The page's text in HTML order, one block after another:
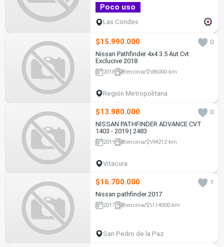
Poco uso
Las Condes
$15.990.000
0
Nissan Pathfinder 4x4 3.5 Aut Cvt
Exclucive 2018
2018 Bencina 86000 km
Región Metropolitana
$13.980.000
0
NISSAN PATHFINDER ADVANCE CVT
1403 - 2019 | 2483
2019 Bencina 94212 km
Vitacura
$16.700.000
1
Nissan pathfinder 2017
2017 Bencina 114000 km
San Pedro de la Paz